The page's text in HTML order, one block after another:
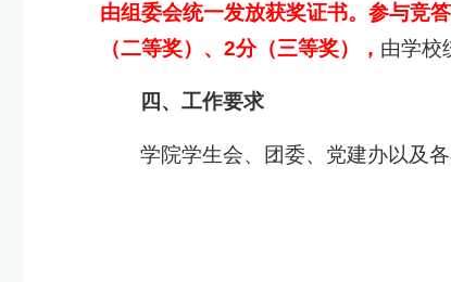
由组委会统一发放获奖证书。参与竞
（二等奖）、2分（三等奖）， 由学校
四、工作要求
学院学生会、团委、党建办以及